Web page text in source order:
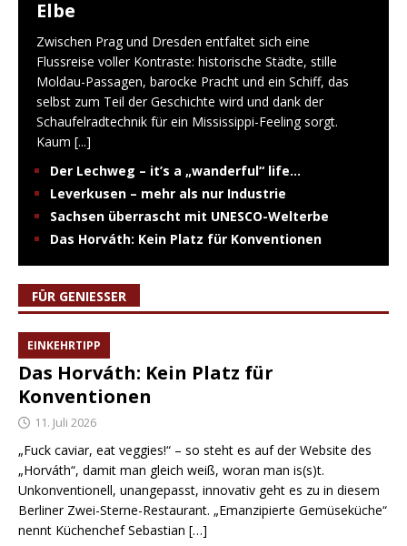
Elbe
Zwischen Prag und Dresden entfaltet sich eine
Flussreise voller Kontraste: historische Städte, stille
Moldau-Passagen, barocke Pracht und ein Schiff, das
selbst zum Teil der Geschichte wird und dank der
Schaufelradtechnik für ein Mississippi-Feeling sorgt.
Kaum [...]
Der Lechweg – it’s a „wanderful“ life…
Leverkusen – mehr als nur Industrie
Sachsen überrascht mit UNESCO-Welterbe
Das Horváth: Kein Platz für Konventionen
FÜR GENIESSER
EINKEHRTIPP
Das Horváth: Kein Platz für
Konventionen
11. Juli 2026
„Fuck caviar, eat veggies!“ – so steht es auf der Website des
„Horváth“, damit man gleich weiß, woran man is(s)t.
Unkonventionell, unangepasst, innovativ geht es zu in diesem
Berliner Zwei-Sterne-Restaurant. „Emanzipierte Gemüseküche“
nennt Küchenchef Sebastian […]